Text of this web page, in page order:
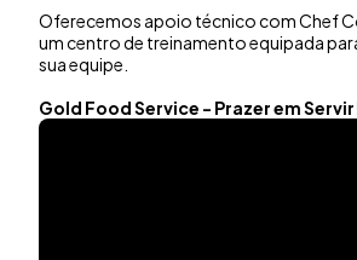
Oferecemos apoio técnico com Chef
um centro de treinamento equipada
sua equipe.
Gold Food Service - Prazer em